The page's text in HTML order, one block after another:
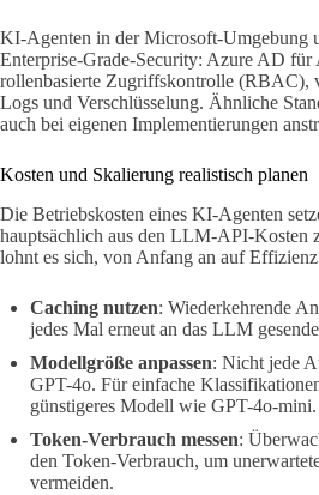
KI-Agenten in der Microsoft-Umgebung
Enterprise-Grade-Security: Azure AD für
rollenbasierte Zugriffskontrolle (RBAC),
Logs und Verschlüsselung. Ähnliche
auch bei eigenen Implementierungen
Kosten und Skalierung realistisch planen
Die Betriebskosten eines KI-Agenten
hauptsächlich aus den LLM-API-Kosten
lohnt es sich, von Anfang an auf
Caching nutzen: Wiederkehrende
jedes Mal erneut an das LLM
Modellgröße anpassen: Nicht jede
GPT-4o. Für einfache
günstigeres Modell wie GPT-4o-mini.
Token-Verbrauch messen:
den Token-Verbrauch, um
vermeiden.